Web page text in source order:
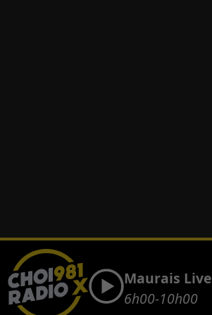
Maurais Live
6h00-10h00